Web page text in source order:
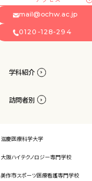
mail@ochw.ac.jp
0120-128-294
学科紹介
訪問者別
滋慶医療科学大学
大阪ハイテクノロジー専門学校
美作市スポーツ医療看護専門学校